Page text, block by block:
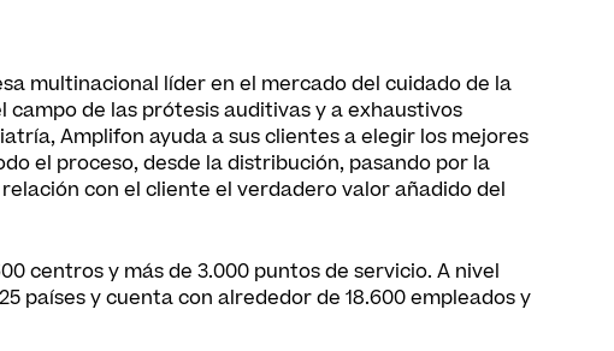
multinacional líder en el mercado del cuidado de la
de las prótesis auditivas y a exhaustivos
Amplifon ayuda a sus clientes a elegir los mejores
el proceso, desde la distribución, pasando por la
con el cliente el verdadero valor añadido del
centros y más de 3.000 puntos de servicio. A nivel
países y cuenta con alrededor de 18.600 empleados y